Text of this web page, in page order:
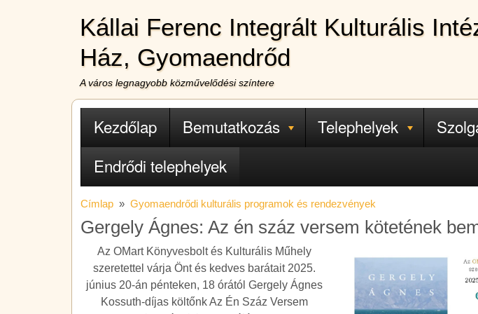
Kállai Ferenc Integrált Kulturális
Ház, Gyomaendrőd
A város legnagyobb közművelődési színtere
Fő navigáció
Kezdőlap Bemutatkozás Telephelyek
Endrődi telephelyek
Címlap Gyomaendrődi kulturális programok és rendezvények
Gergely Ágnes: Az én száz versem kötetének
Az OMart Könyvesbolt és Kulturális Műhely
szeretettel várja Önt és kedves barátait 2025.
június 20-án pénteken, 18 órától Gergely Ágnes
Kossuth-díjas költőnk Az Én Száz Versem